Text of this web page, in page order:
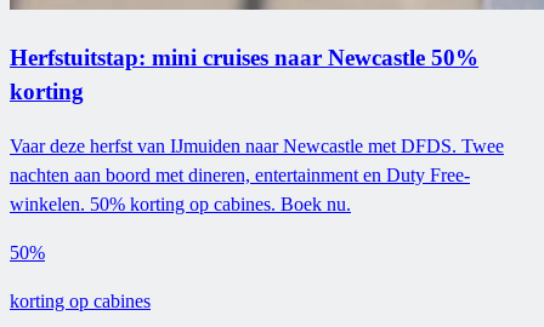
Herfstuitstap: mini cruises naar Newcastle 50%
korting
Vaar deze herfst van IJmuiden naar Newcastle met DFDS. Twee
nachten aan boord met dineren, entertainment en Duty Free-
winkelen. 50% korting op cabines. Boek nu.
50%
korting op cabines